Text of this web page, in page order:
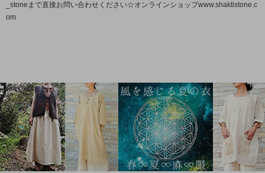
_stoneまで直接お問い合わせください☆オンラインショップwww.shaktistone.c
om